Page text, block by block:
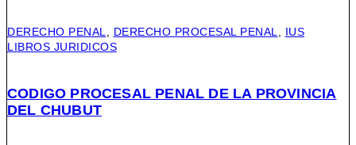
DERECHO PENAL DERECHO PROCESAL PENAL
IUS
LIBROS JURIDICOS
CODIGO PROCESAL PENAL DE LA PROVINCIA
DEL CHUBUT